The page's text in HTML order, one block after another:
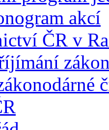
akcí
ČR v